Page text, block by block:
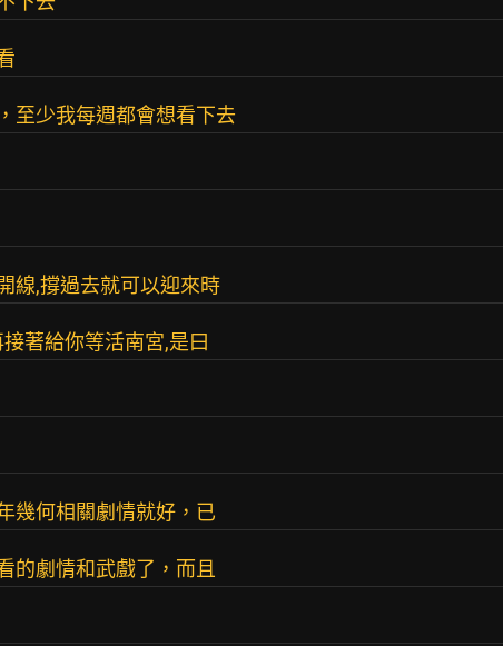
至少我每週都會想看下去
線,撐過去就可以迎來時
著給你等活南宮,是曰
幾何相關劇情就好，已
的劇情和武戲了，而且